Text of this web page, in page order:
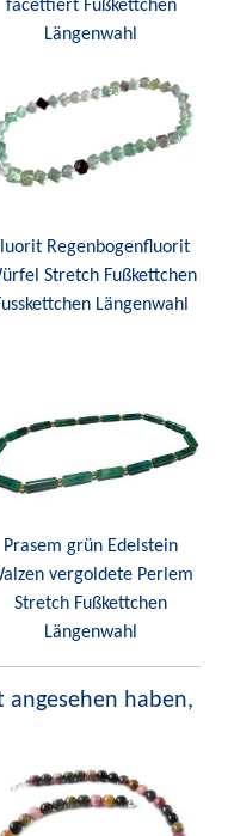
facettiert Fußkettchen
Längenwahl
Regenbogenfluorit
Stretch Fußkettchen
Längenwahl
Prasem grün Edelstein
vergoldete Perlem
Stretch Fußkettchen
Längenwahl
angesehen haben,